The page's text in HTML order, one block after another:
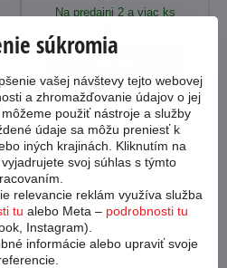
Na predajni 2 a viac ks
súkromia
vašej návštevy tejto webovej
a zhromažďovanie údajov o jej
použiť nástroje a služby
údaje sa môžu preniesť k
iných krajinách. Kliknutím na
vyjadrujete svoj súhlas s týmto
relevancie reklám využíva služba
tu alebo Meta – podrobnosti tu
Instagram).
informácie alebo upraviť svoje